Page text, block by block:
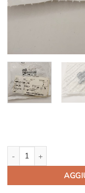
K06102149AA VITE